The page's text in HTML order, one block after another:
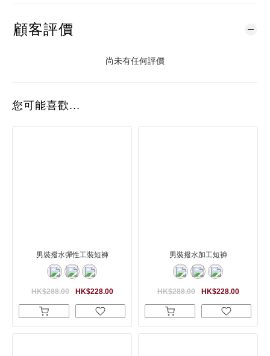
顧客評價
尚未有任何評價
您可能喜歡...
男裝撥水彈性工裝短褲
HK$228.00
HK$288.00
男裝撥水加工短褲
HK$228.00
HK$288.00